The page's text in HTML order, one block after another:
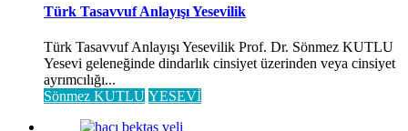
Türk Tasavvuf Anlayışı Yesevilik
Türk Tasavvuf Anlayışı Yesevilik Prof. Dr. Sönmez KUTLU
Yesevi geleneğinde dindarlık cinsiyet üzerinden veya cinsiyet
ayrımcılığı...
Sönmez KUTLU YESEVİ